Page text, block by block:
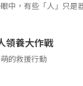
中，有些「人」只是
領養大作戰
的救援行動